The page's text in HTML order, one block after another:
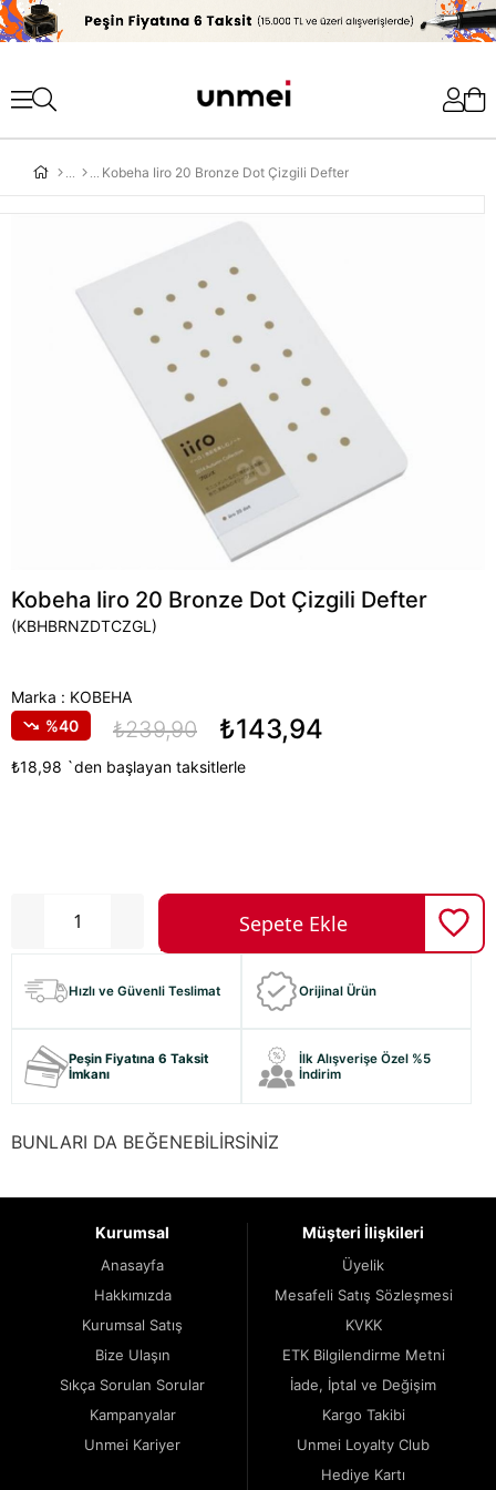
'
Kobeha Iiro 20 Bronze Dot Çizgili Defter
Kobeha Iiro 20 Bronze Dot Çizgili Defter
(KBHBRNZDTCZGL)
Marka : KOBEHA
40
₺239,90 ₺143,94
₺18,98 `den başlayan taksitlerle
Hızlı ve Güvenli Teslimat Orijinal Ürün
Peşin Fiyatına 6 Taksit
İmkanı
İlk Alışverişe Özel %5
İndirim
BUNLARI DA BEĞENEBİLİRSİNİZ
Kurumsal
Anasayfa
Hakkımızda
Kurumsal Satış
Bize Ulaşın
Sıkça Sorulan Sorular
Kampanyalar
Unmei Kariyer
Müşteri İlişkileri
Üyelik
Mesafeli Satış Sözleşmesi
KVKK
ETK Bilgilendirme Metni
İade, İptal ve Değişim
Kargo Takibi
Unmei Loyalty Club
Hediye Kartı